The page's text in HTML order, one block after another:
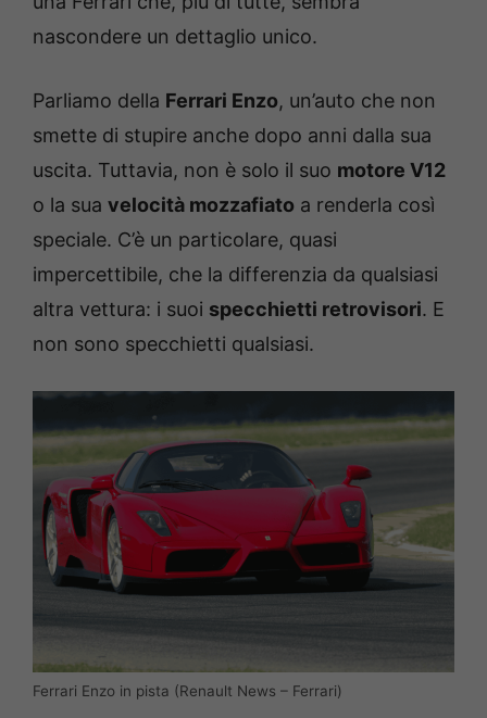
nascondere un dettaglio unico.
Parliamo della Ferrari Enzo, un’auto che non
smette di stupire anche dopo anni dalla sua
uscita. Tuttavia, non è solo il suo motore V12
o la sua velocità mozzafiato a renderla così
speciale. C’è un particolare, quasi
impercettibile, che la differenzia da qualsiasi
altra vettura: i suoi specchietti retrovisori. E
non sono specchietti qualsiasi.
Ferrari Enzo in pista (Renault News – Ferrari)